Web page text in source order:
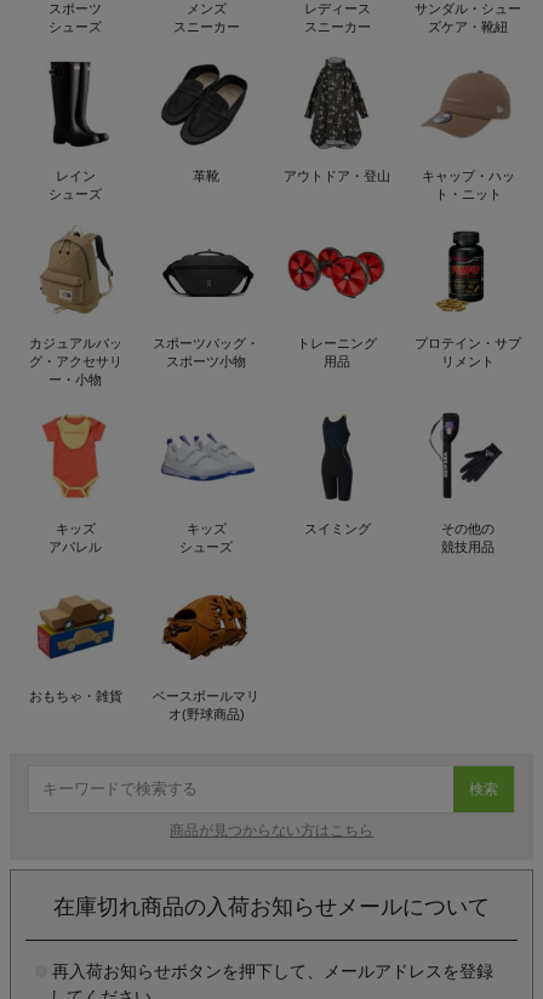
スポーツ
シューズ
メンズ
スニーカー
レディース
スニーカー
サンダル・シュー
ズケア・靴紐
レイン
シューズ
革靴 アウトドア・登山
キャップ・ハッ
ト・ニット
カジュアルバッ
グ・アクセサリ
ー・小物
スポーツバッグ・
スポーツ小物
トレーニング
用品
プロテイン・サプ
リメント
キッズ
アパレル
キッズ
シューズ
スイミング
その他の
競技用品
おもちゃ・雑貨
ベースボールマリ
オ(野球商品)
検索
商品が見つからない方はこちら
在庫切れ商品の入荷お知らせメールについて
再入荷お知らせボタンを押下して、メールアドレスを登録